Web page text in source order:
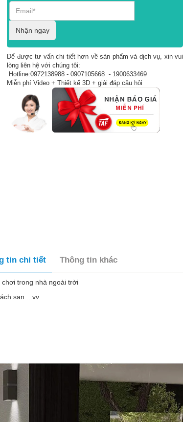
Nhận ngay
Để được tư vấn chi tiết hơn về sản phẩm và dịch vụ, xin vui
lòng liên hệ với chúng tôi:
Hotline:0972138988 - 0907105668 - 1900633469
Miễn phí Video + Thiết kế 3D + giải đáp câu hỏi
tin chi tiết Thông tin khác
chơi trong nhà ngoài trời
sạn ...vv